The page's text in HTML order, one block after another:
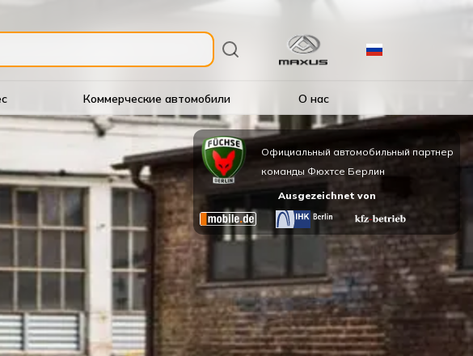
Коммерческие автомобили О нас
Официальный автомобильный партнер
команды Фюхтсе Берлин
Ausgezeichnet von